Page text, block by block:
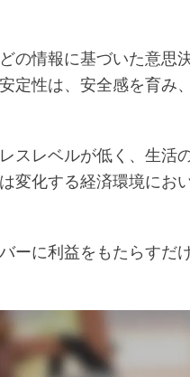
の情報に基づいた意思
定性は、安全感を育み
スレベルが低く、生活
変化する経済環境にお
ーに利益をもたらすだ